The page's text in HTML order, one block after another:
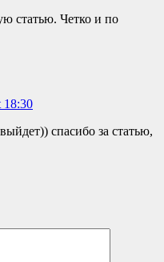
статью. Четко и по
18:30
спасибо за статью,